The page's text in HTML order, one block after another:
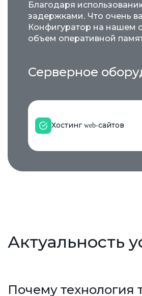
Благодаря
задержками. Что очень
Конфигуратор на нашем
объем оперативной
Серверное
Хостинг web-сайтов
Актуальность
Почему технология